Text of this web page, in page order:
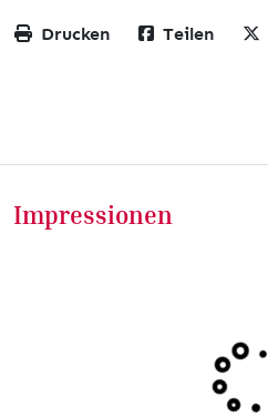
Drucken Teilen
Impressionen